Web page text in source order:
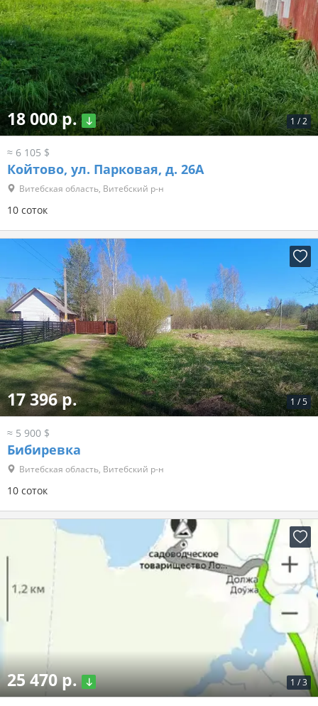
1 /2
18 000 р.
≈ 6 105 $
Койтово, ул. Парковая, д. 26А
Витебская область, Витебский р-н
10 соток
1 /5
17 396 р.
≈ 5 900 $
Бибиревка
Витебская область, Витебский р-н
10 соток
1 /3
25 470 р.